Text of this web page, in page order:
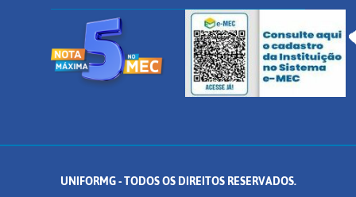
UNIFORMG - TODOS OS DIREITOS RESERVADOS.